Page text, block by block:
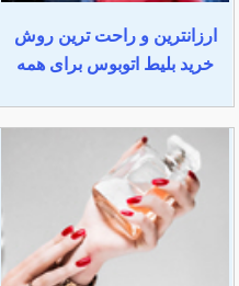
ارزانترین و راحت ترین روش
خرید بلیط اتوبوس برای همه